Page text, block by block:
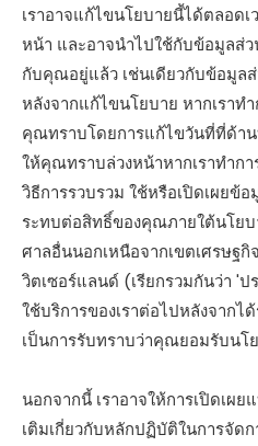
เราอาจแก้ไขนโยบายนี้ได้ตลอด
หน้า และอาจนำไปใช้กับข้อมูลส่ว
กับคุณอยู่แล้ว เช่นเดียวกับข้อมูล
หลังจากแก้ไขนโยบาย หากเราท
คุณทราบโดยการแก้ไขวันที่ที่ด้า
ให้คุณทราบล่วงหน้าหากเราทำก
วิธีการรวบรวม ใช้หรือเปิดเผย
ระทบต่อสิทธิ์ของคุณภายใต้นโย
ศาลอื่นนอกเหนือจากเขตเศรษฐ
วิตเซอร์แลนด์ (เรียกรวมกันว่า 'ป
ใช้บริการของเราต่อไปหลังจากไ
เป็นการรับทราบว่าคุณยอมรับนโ
นอกจากนี้ เราอาจให้การเปิดเผ
เติมเกี่ยวกับหลักปฏิบัติในการจัด